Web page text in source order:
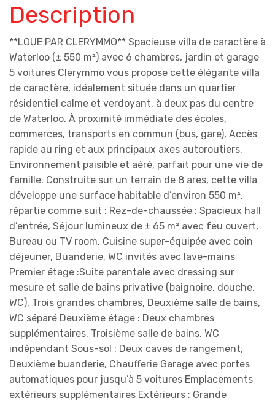
Description
**LOUE PAR CLERYMMO** Spacieuse villa de caractère à
Waterloo (± 550 m²) avec 6 chambres, jardin et garage
5 voitures Clerymmo vous propose cette élégante villa
de caractère, idéalement située dans un quartier
résidentiel calme et verdoyant, à deux pas du centre
de Waterloo. À proximité immédiate des écoles,
commerces, transports en commun (bus, gare), Accès
rapide au ring et aux principaux axes autoroutiers,
Environnement paisible et aéré, parfait pour une vie de
famille. Construite sur un terrain de 8 ares, cette villa
développe une surface habitable d’environ 550 m²,
répartie comme suit : Rez-de-chaussée : Spacieux hall
d’entrée, Séjour lumineux de ± 65 m² avec feu ouvert,
Bureau ou TV room, Cuisine super-équipée avec coin
déjeuner, Buanderie, WC invités avec lave-mains
Premier étage :Suite parentale avec dressing sur
mesure et salle de bains privative (baignoire, douche,
WC), Trois grandes chambres, Deuxième salle de bains,
WC séparé Deuxième étage : Deux chambres
supplémentaires, Troisième salle de bains, WC
indépendant Sous-sol : Deux caves de rangement,
Deuxième buanderie, Chaufferie Garage avec portes
automatiques pour jusqu’à 5 voitures Emplacements
extérieurs supplémentaires Extérieurs : Grande